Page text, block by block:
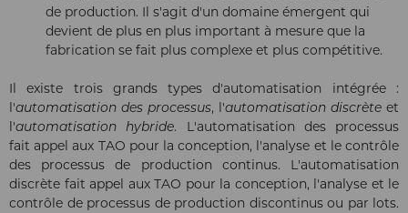
de production. Il s'agit d'un domaine émergent qui
devient de plus en plus important à mesure que la
fabrication se fait plus complexe et plus compétitive.
Il existe trois grands types d'automatisation intégrée :
l'automatisation des processus, l'automatisation discrète et
l'automatisation hybride. L'automatisation des processus
fait appel aux TAO pour la conception, l'analyse et le contrôle
des processus de production continus. L'automatisation
discrète fait appel aux TAO pour la conception, l'analyse et le
contrôle de processus de production discontinus ou par lots.